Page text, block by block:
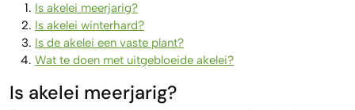
Is akelei meerjarig?
Is akelei winterhard?
Is de akelei een vaste plant?
Wat te doen met uitgebloeide akelei?
Is akelei meerjarig?